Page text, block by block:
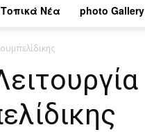
Τοπικά Νέα photo Gallery